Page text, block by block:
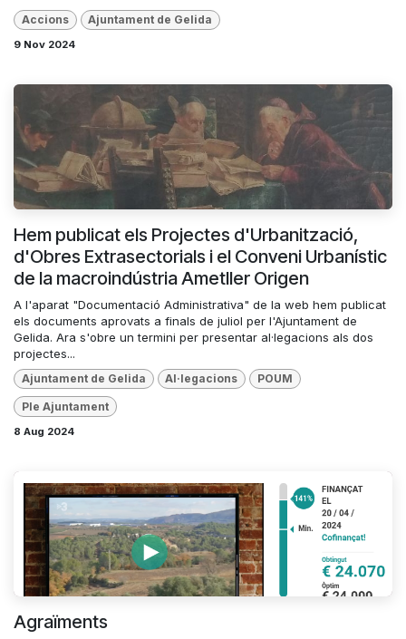
Accions Ajuntament de Gelida
9 Nov 2024
Hem publicat els Projectes d'Urbanització,
d'Obres Extrasectorials i el Conveni Urbanístic
de la macroindústria Ametller Origen
A l'aparat "Documentació Administrativa" de la web hem publicat
els documents aprovats a finals de juliol per l'Ajuntament de
Gelida. Ara s'obre un termini per presentar al·legacions als dos
projectes...
Ajuntament de Gelida Al·legacions POUM
Ple Ajuntament
8 Aug 2024
Agraïments